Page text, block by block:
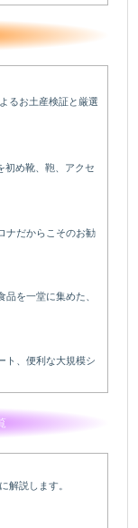
るお土産検証と厳選
初め靴、鞄、アクセ
ナだからこそのお勧
を一堂に集めた、
ト、便利な大規模シ
解説します。